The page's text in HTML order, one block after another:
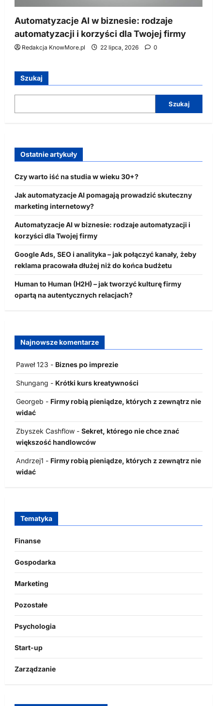
Automatyzacje AI w biznesie: rodzaje
automatyzacji i korzyści dla Twojej firmy
Redakcja KnowMore.pl 22 lipca, 2026 0
Szukaj
Szukaj
Ostatnie artykuły
Czy warto iść na studia w wieku 30+?
Jak automatyzacje AI pomagają prowadzić skuteczny
marketing internetowy?
Automatyzacje AI w biznesie: rodzaje automatyzacji i
korzyści dla Twojej firmy
Google Ads, SEO i analityka – jak połączyć kanały, żeby
reklama pracowała dłużej niż do końca budżetu
Human to Human (H2H) – jak tworzyć kulturę firmy
opartą na autentycznych relacjach?
Najnowsze komentarze
Paweł 123 - Biznes po imprezie
Shungang - Krótki kurs kreatywności
Georgeb - Firmy robią pieniądze, których z zewnątrz nie
widać
Zbyszek Cashflow - Sekret, którego nie chce znać
większość handlowców
Andrzej1 - Firmy robią pieniądze, których z zewnątrz nie
widać
Tematyka
Finanse
Gospodarka
Marketing
Pozostałe
Psychologia
Start-up
Zarządzanie